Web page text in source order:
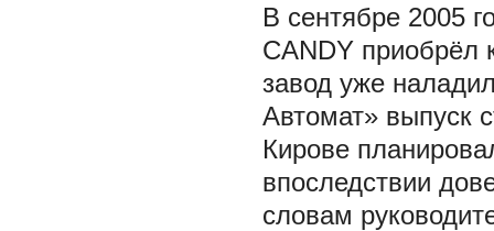
В сентябре 2005
CANDY приобрёл
завод уже
Автомат» выпуск
Кирове
впоследствии
словам